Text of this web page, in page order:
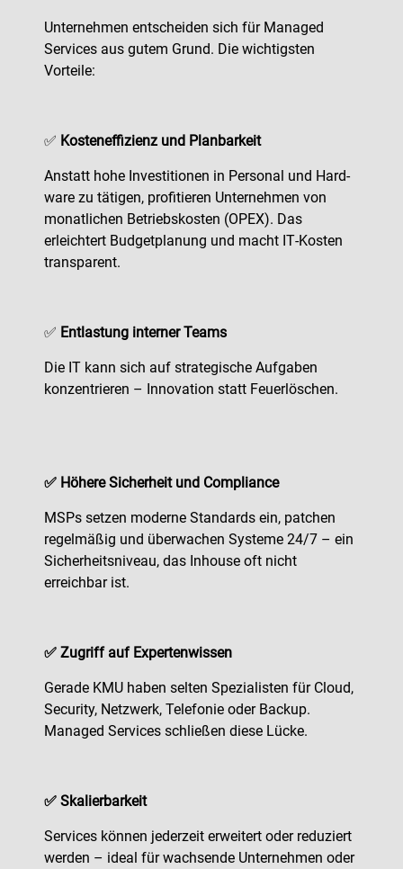
Unternehmen entscheiden sich für Managed
Services aus gutem Grund. Die wichtigsten
Vorteile:
✅ Kosteneffizienz und Planbarkeit
Anstatt hohe Investitionen in Personal und Hard­
ware zu tätigen, profitieren Unternehmen von
monatlichen Betriebskosten (OPEX). Das
erleichtert Budgetplanung und macht IT‑Kosten
transparent.
✅ Entlastung interner Teams
Die IT kann sich auf strategische Aufgaben
konzentrieren – Innovation statt Feuerlöschen.
✅ Höhere Sicherheit und Compliance
MSPs setzen moderne Standards ein, patchen
regelmäßig und überwachen Systeme 24/7 – ein
Sicherheitsniveau, das Inhouse oft nicht
erreichbar ist.
✅ Zugriff auf Expertenwissen
Gerade KMU haben selten Spezialisten für Cloud,
Security, Netzwerk, Telefonie oder Backup.
Managed Services schließen diese Lücke.
✅ Skalierbarkeit
Services können jederzeit erweitert oder reduziert
werden – ideal für wachsende Unternehmen oder